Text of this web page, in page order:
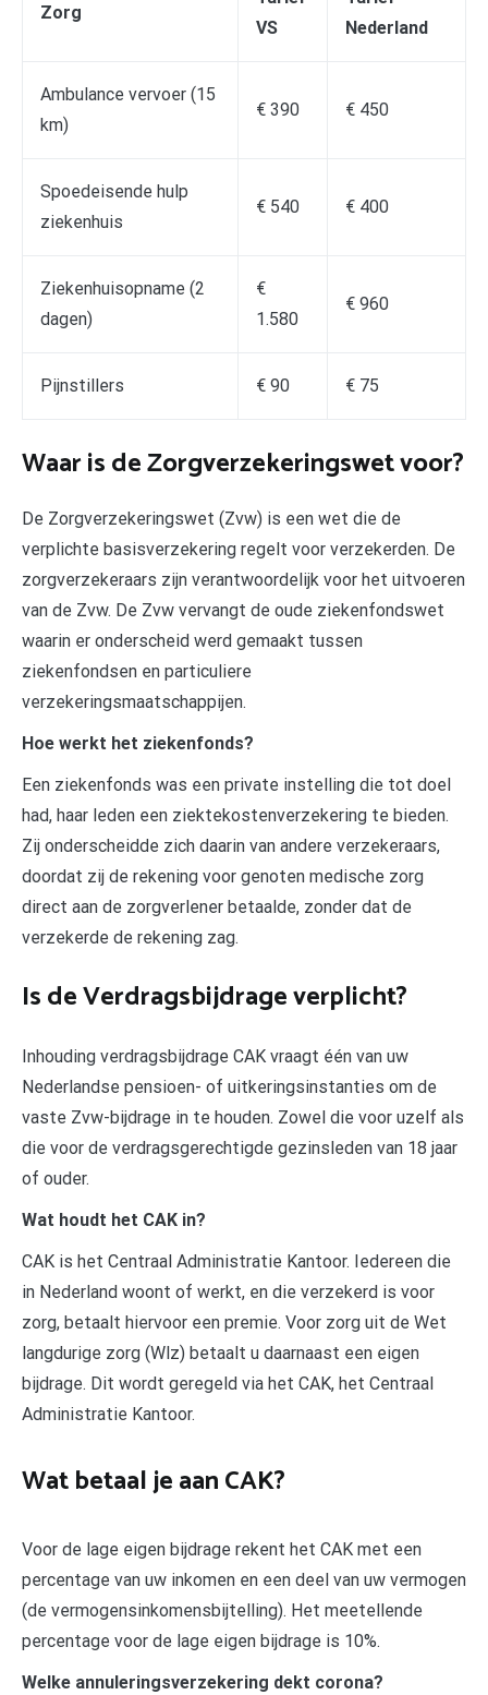
Zorg
VS
Nederland
Ambulance vervoer (15
km)
€ 390 € 450
Spoedeisende hulp
ziekenhuis
€ 540 € 400
Ziekenhuisopname (2
dagen)
€
1.580
€ 960
Pijnstillers € 90 € 75
Waar is de Zorgverzekeringswet voor?
De Zorgverzekeringswet (Zvw) is een wet die de
verplichte basisverzekering regelt voor verzekerden. De
zorgverzekeraars zijn verantwoordelijk voor het uitvoeren
van de Zvw. De Zvw vervangt de oude ziekenfondswet
waarin er onderscheid werd gemaakt tussen
ziekenfondsen en particuliere
verzekeringsmaatschappijen.
Hoe werkt het ziekenfonds?
Een ziekenfonds was een private instelling die tot doel
had, haar leden een ziektekostenverzekering te bieden.
Zij onderscheidde zich daarin van andere verzekeraars,
doordat zij de rekening voor genoten medische zorg
direct aan de zorgverlener betaalde, zonder dat de
verzekerde de rekening zag.
Is de Verdragsbijdrage verplicht?
Inhouding verdragsbijdrage CAK vraagt één van uw
Nederlandse pensioen- of uitkeringsinstanties om de
vaste Zvw-bijdrage in te houden. Zowel die voor uzelf als
die voor de verdragsgerechtigde gezinsleden van 18 jaar
of ouder.
Wat houdt het CAK in?
CAK is het Centraal Administratie Kantoor. Iedereen die
in Nederland woont of werkt, en die verzekerd is voor
zorg, betaalt hiervoor een premie. Voor zorg uit de Wet
langdurige zorg (Wlz) betaalt u daarnaast een eigen
bijdrage. Dit wordt geregeld via het CAK, het Centraal
Administratie Kantoor.
Wat betaal je aan CAK?
Voor de lage eigen bijdrage rekent het CAK met een
percentage van uw inkomen en een deel van uw vermogen
(de vermogensinkomensbijtelling). Het meetellende
percentage voor de lage eigen bijdrage is 10%.
Welke annuleringsverzekering dekt corona?